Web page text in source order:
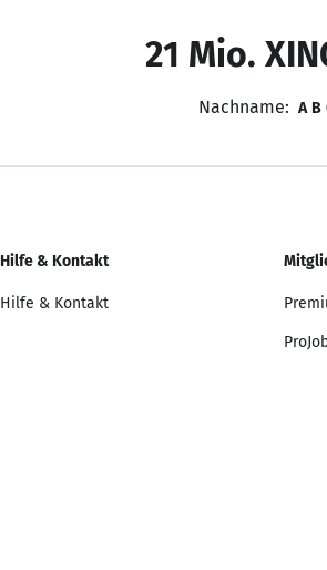
21 Mio.
Nachname: A B
Hilfe & Kontakt
Hilfe & Kontakt